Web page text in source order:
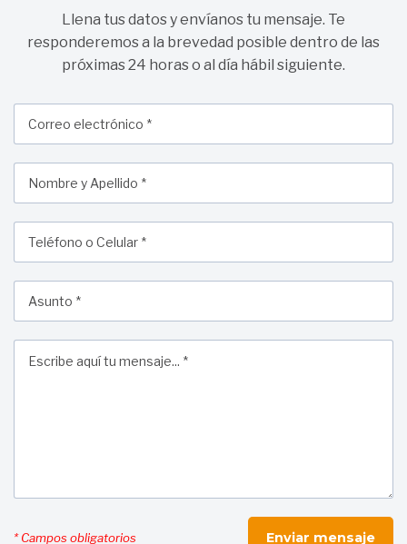
Llena tus datos y envíanos tu mensaje. Te
responderemos a la brevedad posible dentro de las
próximas 24 horas o al día hábil siguiente.
* Campos obligatorios